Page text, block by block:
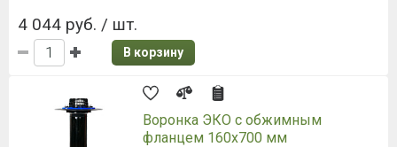
4 044 руб. / шт.
В корзину
Воронка ЭКО с обжимным
фланцем 160х700 мм